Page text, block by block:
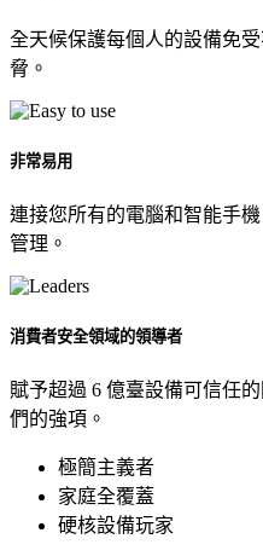
全天候保護每個人的設備免
脅。
非常易用
連接您所有的電腦和智能手
管理。
消費者安全領域的領導者
賦予超過 6 億臺設備可信任
們的強項。
極簡主義者
家庭全覆蓋
硬核設備玩家